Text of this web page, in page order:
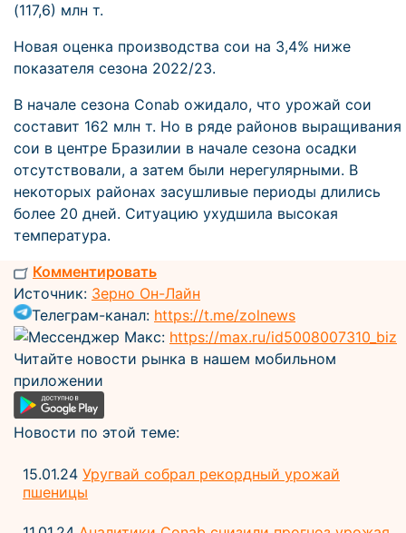
(117,6) млн т.
Новая оценка производства сои на 3,4% ниже
показателя сезона 2022/23.
В начале сезона Conab ожидало, что урожай сои
составит 162 млн т. Но в ряде районов выращивания
сои в центре Бразилии в начале сезона осадки
отсутствовали, а затем были нерегулярными. В
некоторых районах засушливые периоды длились
более 20 дней. Ситуацию ухудшила высокая
температура.
Комментировать
Источник: Зерно Он-Лайн
Телеграм-канал: https://t.me/zolnews
Мессенджер Макс: https://max.ru/id5008007310_biz
Читайте новости рынка в нашем мобильном
приложении
Новости по этой теме:
15.01.24 Уругвай собрал рекордный урожай
пшеницы